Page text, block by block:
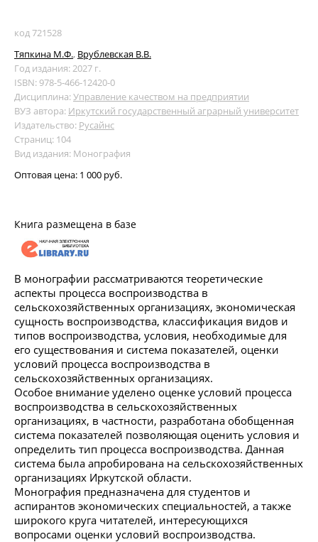
код 721528
Тяпкина М.Ф., Врублевская В.В.
Год издания: 2027 г.
ISBN: 978-5-466-12420-0
Дисциплина:Управление качеством на предприятии
ВУЗ автора: Иркутский государственный аграрный университет
Издательство: Русайнс
Страниц: 104
Вид издания: Монография
Оптовая цена: 1 000 руб.
Книга размещена в базе
В монографии рассматриваются теоретические
аспекты процесса воспроизводства в
сельскохозяйственных организациях, экономическая
сущность воспроизводства, классификация видов и
типов воспроизводства, условия, необходимые для
его существования и система показателей, оценки
условий процесса воспроизводства в
сельскохозяйственных организациях.
Особое внимание уделено оценке условий процесса
воспроизводства в сельскохозяйственных
организациях, в частности, разработана обобщенная
система показателей позволяющая оценить условия и
определить тип процесса воспроизводства. Данная
система была апробирована на сельскохозяйственных
организациях Иркутской области.
Монография предназначена для студентов и
аспирантов экономических специальностей, а также
широкого круга читателей, интересующихся
вопросами оценки условий воспроизводства.